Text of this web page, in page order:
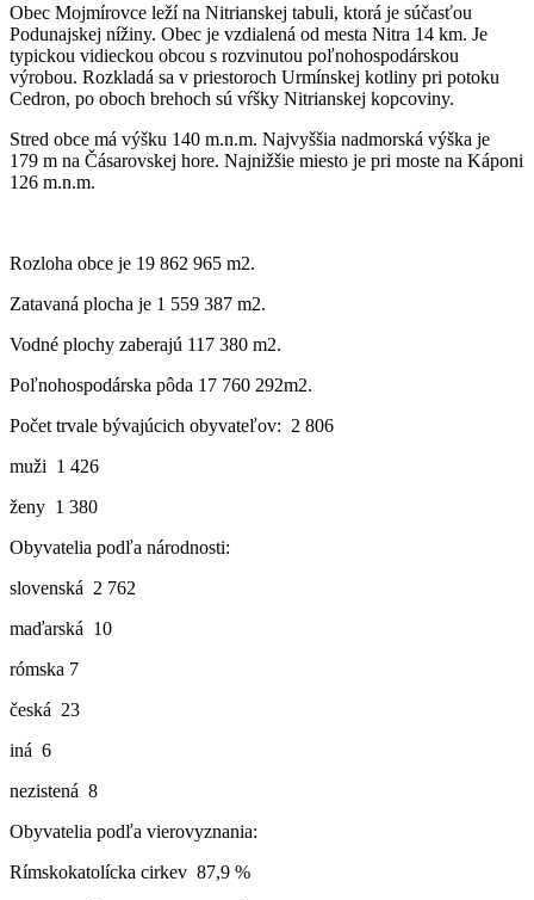
Obec Mojmírovce leží na Nitrianskej tabuli, ktorá je súčasťou
Podunajskej nížiny. Obec je vzdialená od mesta Nitra 14 km. Je
typickou vidieckou obcou s rozvinutou poľnohospodárskou
výrobou. Rozkladá sa v priestoroch Urmínskej kotliny pri potoku
Cedron, po oboch brehoch sú vŕšky Nitrianskej kopcoviny.
Stred obce má výšku 140 m.n.m. Najvyššia nadmorská výška je
179 m na Čásarovskej hore. Najnižšie miesto je pri moste na Káponi
126 m.n.m.
Rozloha obce je 19 862 965 m2.
Zatavaná plocha je 1 559 387 m2.
Vodné plochy zaberajú 117 380 m2.
Poľnohospodárska pôda 17 760 292m2.
Počet trvale bývajúcich obyvateľov: 2 806
muži 1 426
ženy 1 380
Obyvatelia podľa národnosti:
slovenská 2 762
maďarská 10
rómska 7
česká 23
iná 6
nezistená 8
Obyvatelia podľa vierovyznania:
Rímskokatolícka cirkev 87,9 %